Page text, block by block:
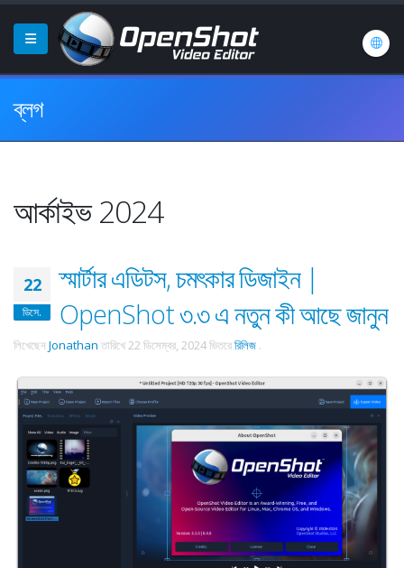
ব্লগ
আর্কাইভ 2024
22
ডিসে.
স্মার্টার এডিটস, চমৎকার ডিজাইন |
OpenShot ৩.৩ এ নতুন কী আছে জানুন
লিখেছেন Jonathan তারিখে22 ডিসেম্বর, 2024ভিতরেরিলিজ .